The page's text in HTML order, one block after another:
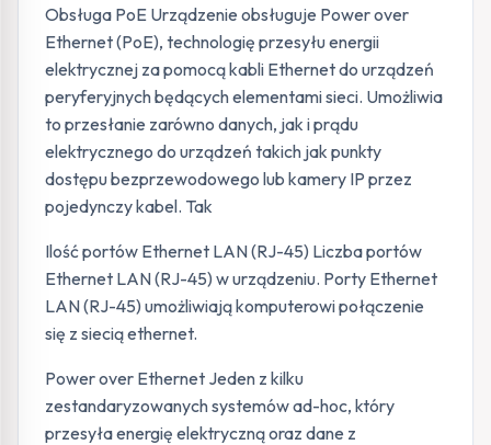
Obsługa PoE Urządzenie obsługuje Power over
Ethernet (PoE), technologię przesyłu energii
elektrycznej za pomocą kabli Ethernet do urządzeń
peryferyjnych będących elementami sieci. Umożliwia
to przesłanie zarówno danych, jak i prądu
elektrycznego do urządzeń takich jak punkty
dostępu bezprzewodowego lub kamery IP przez
pojedynczy kabel. Tak
Ilość portów Ethernet LAN (RJ-45) Liczba portów
Ethernet LAN (RJ-45) w urządzeniu. Porty Ethernet
LAN (RJ-45) umożliwiają komputerowi połączenie
się z siecią ethernet.
Power over Ethernet Jeden z kilku
zestandaryzowanych systemów ad-hoc, który
przesyła energię elektryczną oraz dane z